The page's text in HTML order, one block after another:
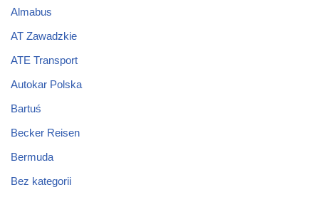
Almabus
AT Zawadzkie
ATE Transport
Autokar Polska
Bartuś
Becker Reisen
Bermuda
Bez kategorii